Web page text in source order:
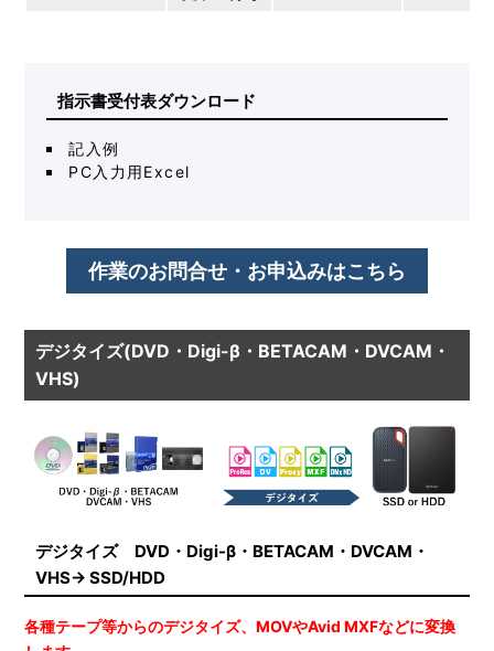
指示書受付表ダウンロード
記入例
PC入力用Excel
作業のお問合せ・お申込みはこちら
デジタイズ(DVD・Digi-β・BETACAM・DVCAM・
VHS)
デジタイズ DVD・Digi-β・BETACAM・DVCAM・
VHS→ SSD/HDD
各種テープ等からのデジタイズ、MOVやAvid MXFなどに変換